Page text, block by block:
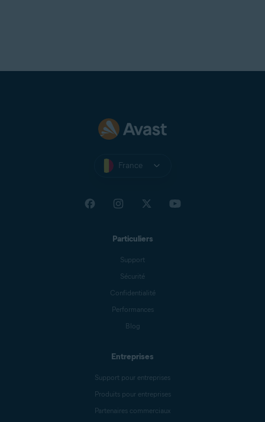
France
Particuliers
Support
Sécurité
Confidentialité
Performances
Blog
Entreprises
Support pour entreprises
Produits pour entreprises
Partenaires commerciaux